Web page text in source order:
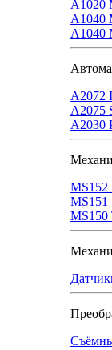
A1020
А1040
A1040
А2072
А2075
А2030
MS152
MS151
MS150